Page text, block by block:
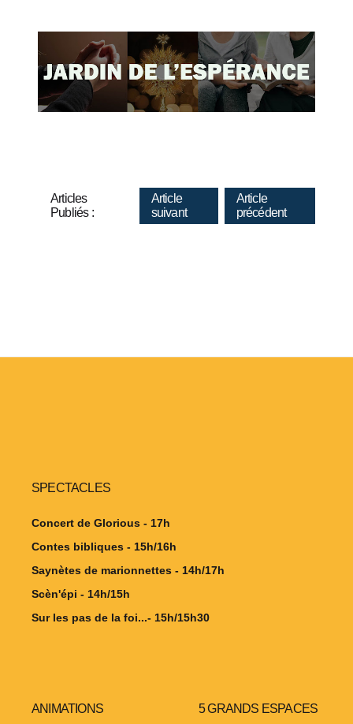
Articles
Publiés :
Article
suivant
Article
précédent
SPECTACLES
Concert de Glorious - 17h
Contes bibliques - 15h/16h
Saynètes de marionnettes - 14h/17h
Scèn'épi - 14h/15h
Sur les pas de la foi...- 15h/15h30
ANIMATIONS 5 GRANDS ESPACES